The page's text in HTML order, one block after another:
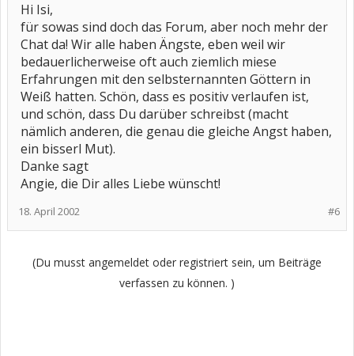
Hi Isi,
für sowas sind doch das Forum, aber noch mehr der
Chat da! Wir alle haben Ängste, eben weil wir
bedauerlicherweise oft auch ziemlich miese
Erfahrungen mit den selbsternannten Göttern in
Weiß hatten. Schön, dass es positiv verlaufen ist,
und schön, dass Du darüber schreibst (macht
nämlich anderen, die genau die gleiche Angst haben,
ein bisserl Mut).
Danke sagt
Angie, die Dir alles Liebe wünscht!
#6
18. April 2002
(Du musst angemeldet oder registriert sein, um Beiträge
verfassen zu können. )